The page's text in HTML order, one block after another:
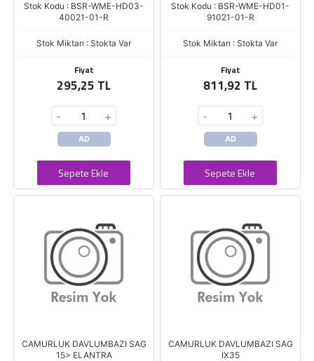
Stok Kodu : BSR-WME-HD03-
40021-01-R
Stok Miktarı : Stokta Var
Fiyat
295,25 TL
- +
AD
Sepete Ekle
Stok Kodu : BSR-WME-HD01-
91021-01-R
Stok Miktarı : Stokta Var
Fiyat
811,92 TL
- +
AD
Sepete Ekle
CAMURLUK DAVLUMBAZI SAG
15> ELANTRA
CAMURLUK DAVLUMBAZI SAG
IX35